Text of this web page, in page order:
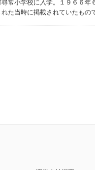
常小学校に入学。１９６６年
た当時に掲載されていたもの